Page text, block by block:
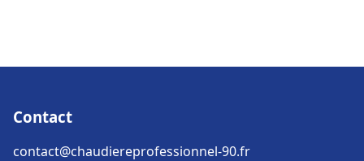
Contact
contact@chaudiereprofessionnel-90.fr